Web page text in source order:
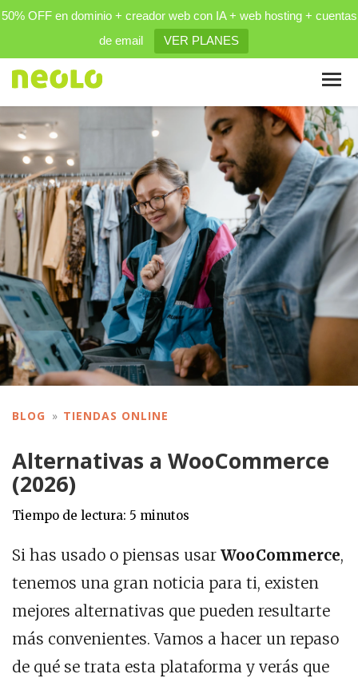
50% OFF en dominio + creador web con IA + web hosting + cuentas
de email
VER PLANES
BLOG TIENDAS ONLINE
Alternativas a WooCommerce
(2026)
Tiempo de lectura: 5 minutos
Si has usado o piensas usar WooCommerce,
tenemos una gran noticia para ti, existen
mejores alternativas que pueden resultarte
más convenientes. Vamos a hacer un repaso
de qué se trata esta plataforma y verás que